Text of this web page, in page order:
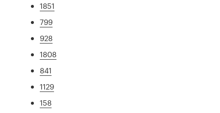
1851
799
928
1808
841
1129
158